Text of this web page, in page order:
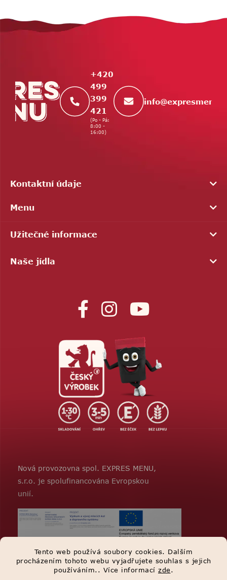
Tento web používá soubory cookies. Dalším
procházením tohoto webu vyjadřujete souhlas s jejich
používáním.. Více informací zde.
Z
á
+420
499
399
421
(Po - Pá:
8:00 -
16:00)
info@
Kontaktní údaje
Menu
Užitečné informace
Naše jídla
Nová provozovna spol. EXPRES MENU,
s.r.o. je spolufinancována Evropskou
unií.